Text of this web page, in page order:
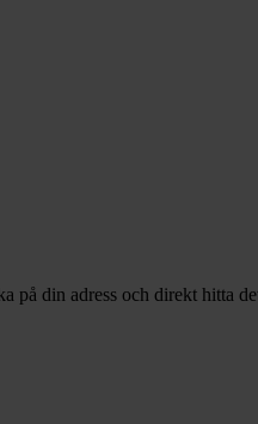
din adress och direkt hitta